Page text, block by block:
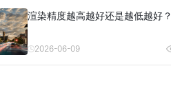
渲染精度越高越好还是越低越好？
2026-06-09